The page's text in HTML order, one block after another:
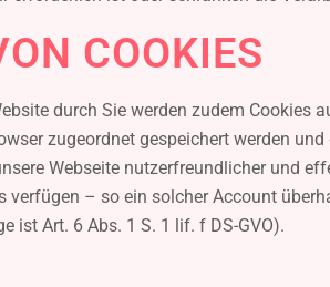
COOKIES
durch Sie werden zudem Cookies
zugeordnet gespeichert werden
Webseite nutzerfreundlicher und
verfügen – so ein solcher Account
ist Art. 6 Abs. 1 S. 1 lif. f DS-GVO).